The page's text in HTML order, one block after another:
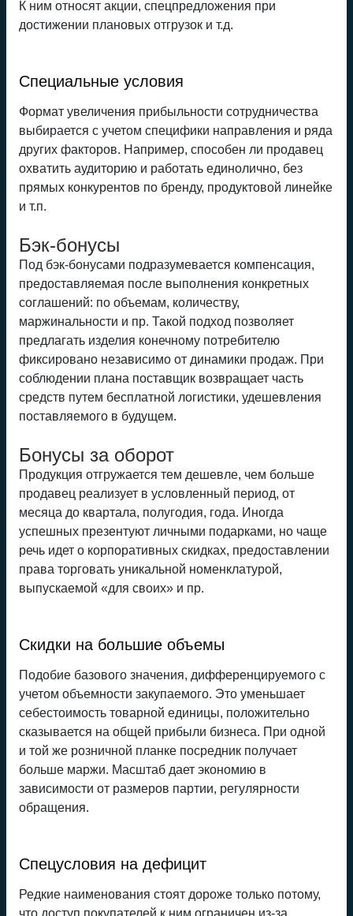
К ним относят акции, спецпредложения при
достижении плановых отгрузок и т.д.
Специальные условия
Формат увеличения прибыльности сотрудничества
выбирается с учетом специфики направления и ряда
других факторов. Например, способен ли продавец
охватить аудиторию и работать единолично, без
прямых конкурентов по бренду, продуктовой линейке
и т.п.
Бэк-бонусы
Под бэк-бонусами подразумевается компенсация,
предоставляемая после выполнения конкретных
соглашений: по объемам, количеству,
маржинальности и пр. Такой подход позволяет
предлагать изделия конечному потребителю
фиксировано независимо от динамики продаж. При
соблюдении плана поставщик возвращает часть
средств путем бесплатной логистики, удешевления
поставляемого в будущем.
Бонусы за оборот
Продукция отгружается тем дешевле, чем больше
продавец реализует в условленный период, от
месяца до квартала, полугодия, года. Иногда
успешных презентуют личными подарками, но чаще
речь идет о корпоративных скидках, предоставлении
права торговать уникальной номенклатурой,
выпускаемой «для своих» и пр.
Скидки на большие объемы
Подобие базового значения, дифференцируемого с
учетом объемности закупаемого. Это уменьшает
себестоимость товарной единицы, положительно
сказывается на общей прибыли бизнеса. При одной
и той же розничной планке посредник получает
больше маржи. Масштаб дает экономию в
зависимости от размеров партии, регулярности
обращения.
Спецусловия на дефицит
Редкие наименования стоят дороже только потому,
что доступ покупателей к ним ограничен из-за